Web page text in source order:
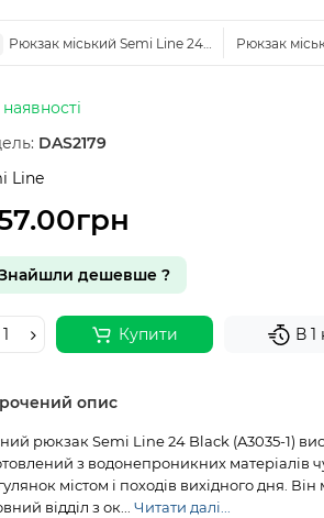
Рюкзак міський Semi Line 24 Black (A3034-1)
Рюкзак
DAS2179
Line
дешевше ?
Купити В 1
опис
рюкзак Semi Line 24 Black (A3035-1)
з водонепроникних матеріалів
містом і походів вихідного дня. Він
відділ з ок... Читати далі...